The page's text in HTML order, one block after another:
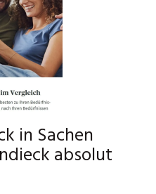
in Sachen
absolut